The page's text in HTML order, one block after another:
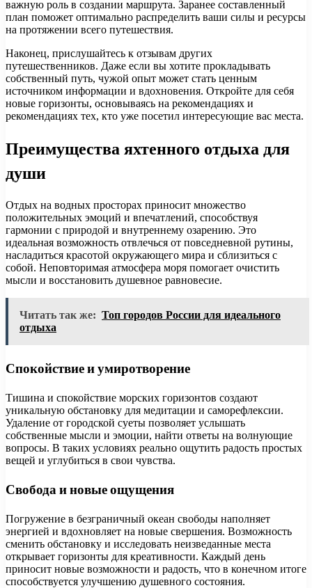
важную роль в создании маршрута. Заранее составленный
план поможет оптимально распределить ваши силы и ресурсы
на протяжении всего путешествия.
Наконец, прислушайтесь к отзывам других
путешественников. Даже если вы хотите прокладывать
собственный путь, чужой опыт может стать ценным
источником информации и вдохновения. Откройте для себя
новые горизонты, основываясь на рекомендациях и
рекомендациях тех, кто уже посетил интересующие вас места.
Преимущества яхтенного отдыха для
души
Отдых на водных просторах приносит множество
положительных эмоций и впечатлений, способствуя
гармонии с природой и внутреннему озарению. Это
идеальная возможность отвлечься от повседневной рутины,
насладиться красотой окружающего мира и сблизиться с
собой. Неповторимая атмосфера моря помогает очистить
мысли и восстановить душевное равновесие.
Читать так же: Топ городов России для идеального
отдыха
Спокойствие и умиротворение
Тишина и спокойствие морских горизонтов создают
уникальную обстановку для медитации и саморефлексии.
Удаление от городской суеты позволяет услышать
собственные мысли и эмоции, найти ответы на волнующие
вопросы. В таких условиях реально ощутить радость простых
вещей и углубиться в свои чувства.
Свобода и новые ощущения
Погружение в безграничный океан свободы наполняет
энергией и вдохновляет на новые свершения. Возможность
сменить обстановку и исследовать неизведанные места
открывает горизонты для креативности. Каждый день
приносит новые возможности и радость, что в конечном итоге
способствуется улучшению душевного состояния.